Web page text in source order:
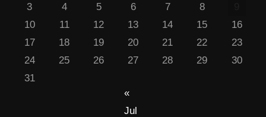
3
4 5 6 7 8
10
11 12 13 14 15
16
17
18 19 20 21 22
23
24
25 26 27 28 29
30
31
«
Jul